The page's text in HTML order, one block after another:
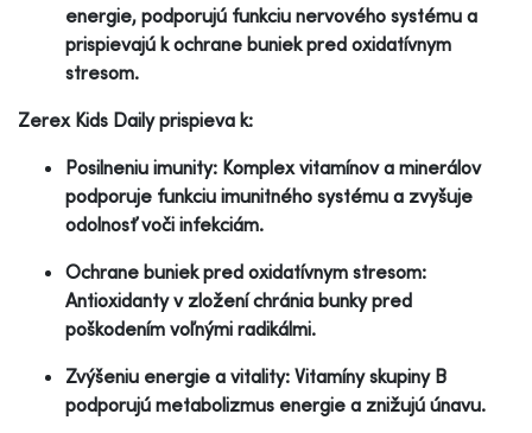
energie, podporujú funkciu nervového systému a
prispievajú k ochrane buniek pred oxidatívnym
stresom.
Zerex Kids Daily prispieva k:
Posilneniu imunity: Komplex vitamínov a minerálov
podporuje funkciu imunitného systému a zvyšuje
odolnosť voči infekciám.
Ochrane buniek pred oxidatívnym stresom:
Antioxidanty v zložení chránia bunky pred
poškodením voľnými radikálmi.
Zvýšeniu energie a vitality: Vitamíny skupiny B
podporujú metabolizmus energie a znižujú únavu.